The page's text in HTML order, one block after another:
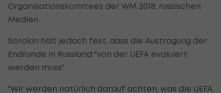
Organisationskomitees der WM 2018, russischen
Medien.
Sorokin hält jedoch fest, dass die Austragung der
Endrunde in Russland "von der UEFA evaluiert
werden muss".
"Wir werden natürlich darauf achten, was die UEFA